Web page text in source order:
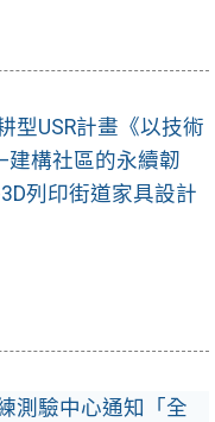
型USR計畫《以技術
建構社區的永續韌
列印街道家具設計
測驗中心通知「全